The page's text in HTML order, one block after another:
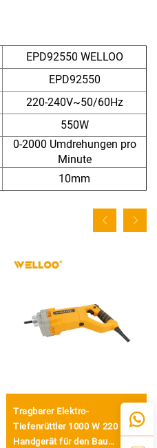
EPD92550 WELLOO
EPD92550
220-240V~50/60Hz
550W
0-2000 Umdrehungen pro
Minute
10mm
Tragbarer Elektro-
Tiefenrüttler 1000 W 220 V
Handgerät für den Bau